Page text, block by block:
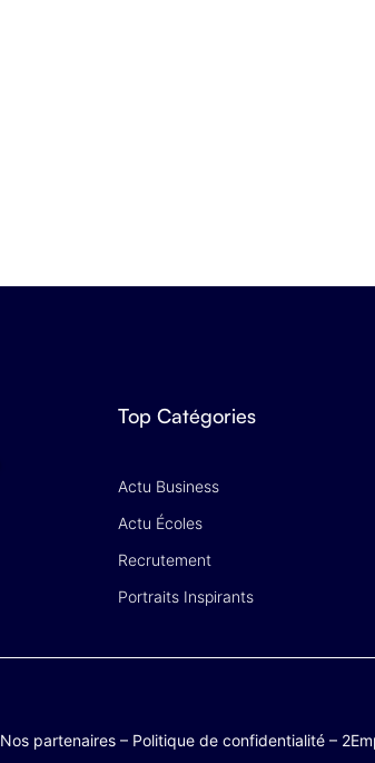
Top Catégories
Actu Business
Actu Écoles
Recrutement
Portraits Inspirants
Nos partenaires – Politique de confidentialité –